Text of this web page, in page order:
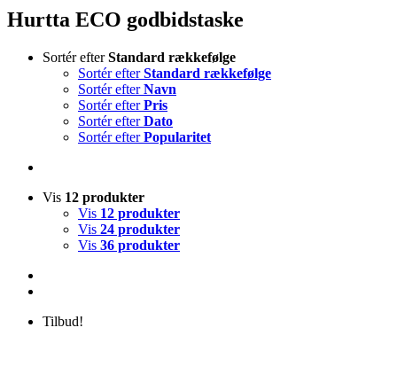
Hurtta ECO godbidstaske
Sortér efterStandard rækkefølge
Sortér efterStandard rækkefølge
Sortér efterNavn
Sortér efterPris
Sortér efterDato
Sortér efterPopularitet
Vis 12 produkter
Vis 12 produkter
Vis 24 produkter
Vis 36 produkter
Tilbud!